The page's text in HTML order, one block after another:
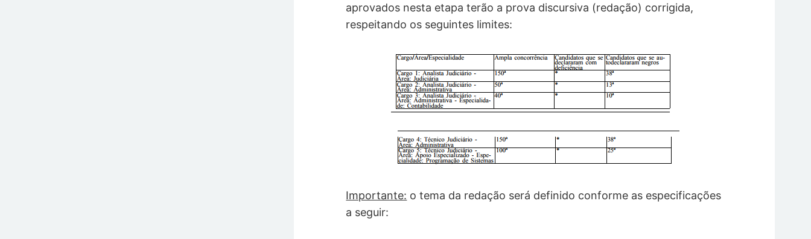
aprovados nesta etapa terão a prova discursiva (redação) corrigida,
respeitando os seguintes limites:
Importante: o tema da redação será definido conforme as especificações
a seguir: